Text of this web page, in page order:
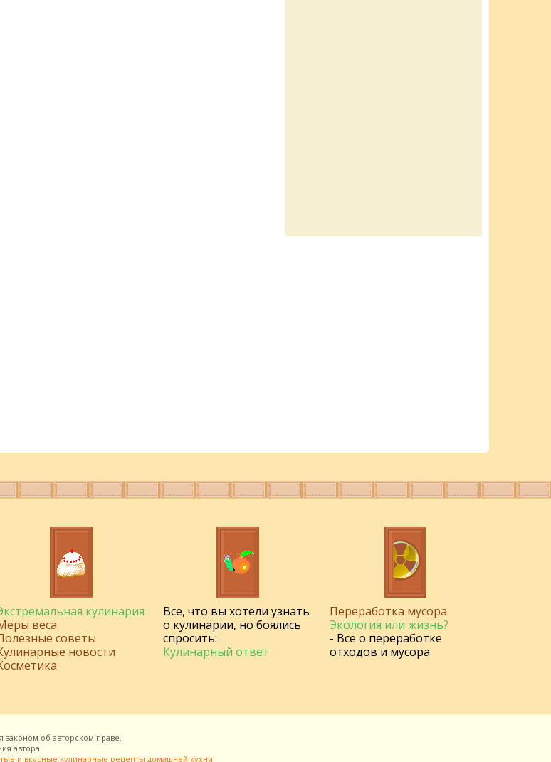
кулинария
веса
советы
новости
Все, что вы хотели узнать
о кулинарии, но боялись
спросить:
Кулинарный ответ
Переработка мусора
Экология или жизнь?
- Все о переработке
отходов и мусора
законом об авторском праве.
автора
и вкусные кулинарные рецепты домашней кухни.